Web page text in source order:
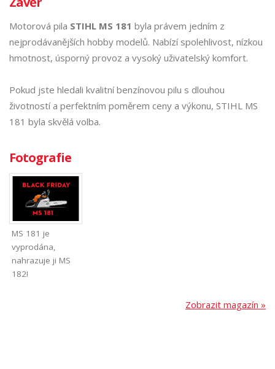
Motorová pila STIHL MS 181 byla právem jedním z
nejprodávanějších hobby modelů. Nabízí spolehlivost, nízkou
hmotnost, úsporný provoz a vysoký uživatelský komfort.
Pokud jste hledali kvalitní benzínovou pilu s dlouhou
životností a perfektním poměrem ceny a výkonu, STIHL MS
181 byla skvělá volba.
Fotografie
MS 181 je
vyprodána,
nahrazuje ji MS
182!
Zobrazit magazín »